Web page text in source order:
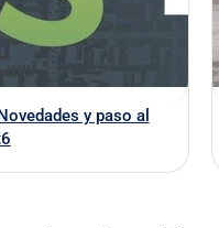
y paso al